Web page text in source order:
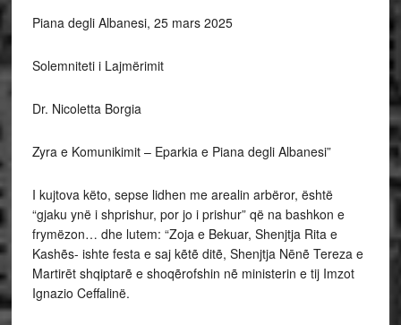
Piana degli Albanesi, 25 mars 2025
Solemniteti i Lajmërimit
Dr. Nicoletta Borgia
Zyra e Komunikimit – Eparkia e Piana degli Albanesi”
I kujtova këto, sepse lidhen me arealin arbëror, është
“gjaku ynë i shprishur, por jo i prishur” që na bashkon e
frymëzon… dhe lutem: “Zoja e Bekuar, Shenjtja Rita e
Kashẽs- ishte festa e saj kẽtẽ ditẽ, Shenjtja Nēnẽ Tereza e
Martirēt shqiptarẽ e shoqẽrofshin nẽ ministerin e tij Imzot
Ignazio Ceffalinë.